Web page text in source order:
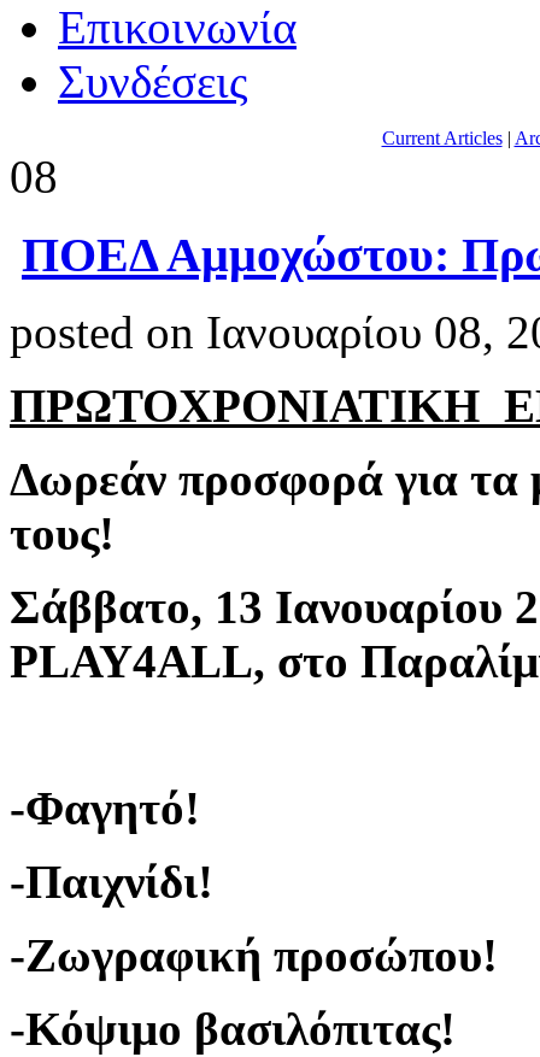
Επικοινωνία
Συνδέσεις
Current Articles|
08
ΠΟΕΔ Αμμοχώστου:
posted on Ιανουαρίου 08,
ΠΡΩΤΟΧΡΟΝΙΑΤΙΚΗ
Δωρεάν προσφορά για τα
τους!
Σάββατο, 13 Ιανουαρίου
PLAY4ALL, στο
-Φαγητό!
-Παιχνίδι!
-Ζωγραφική προσώπου!
-Κόψιμο βασιλόπιτας!